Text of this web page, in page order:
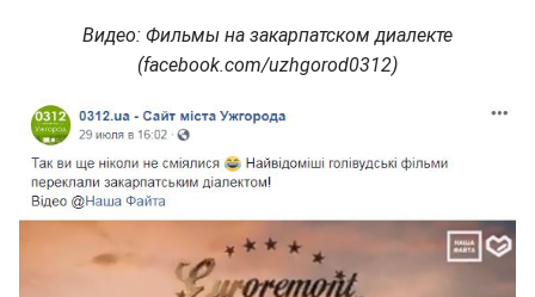
Видео: Фильмы на закарпатском диалекте
(facebook.com/uzhgorod0312)